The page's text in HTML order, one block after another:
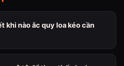
khi nào ắc quy loa kéo cần